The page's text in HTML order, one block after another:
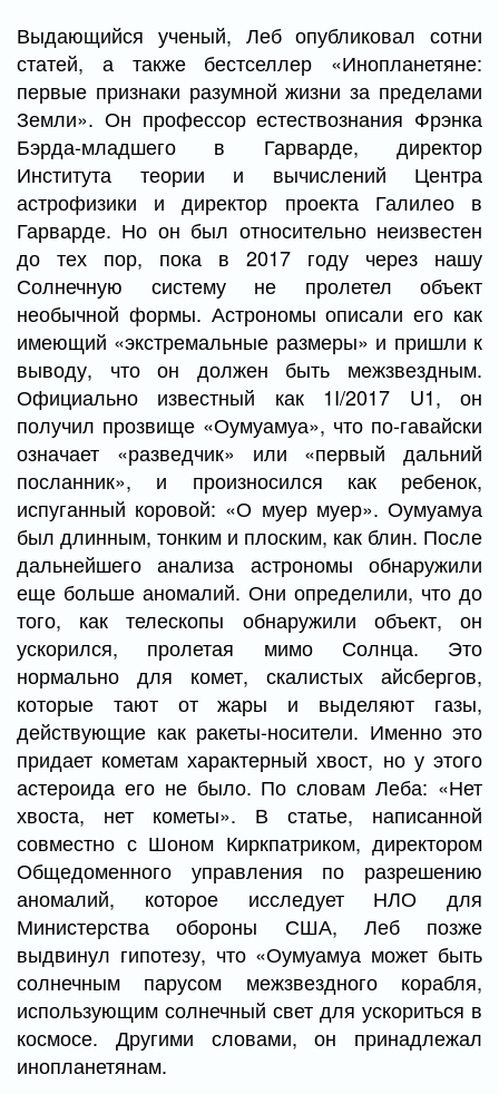
Выдающийся ученый, Леб опубликовал сотни
статей, а также бестселлер «Инопланетяне:
первые признаки разумной жизни за пределами
Земли». Он профессор естествознания Фрэнка
Бэрда-младшего в Гарварде, директор
Института теории и вычислений Центра
астрофизики и директор проекта Галилео в
Гарварде. Но он был относительно неизвестен
до тех пор, пока в 2017 году через нашу
Солнечную систему не пролетел объект
необычной формы. Астрономы описали его как
имеющий «экстремальные размеры» и пришли к
выводу, что он должен быть межзвездным.
Официально известный как 1I/2017 U1, он
получил прозвище «Оумуамуа», что по-гавайски
означает «разведчик» или «первый дальний
посланник», и произносился как ребенок,
испуганный коровой: «О муер муер». Оумуамуа
был длинным, тонким и плоским, как блин. После
дальнейшего анализа астрономы обнаружили
еще больше аномалий. Они определили, что до
того, как телескопы обнаружили объект, он
ускорился, пролетая мимо Солнца. Это
нормально для комет, скалистых айсбергов,
которые тают от жары и выделяют газы,
действующие как ракеты-носители. Именно это
придает кометам характерный хвост, но у этого
астероида его не было. По словам Леба: «Нет
хвоста, нет кометы». В статье, написанной
совместно с Шоном Киркпатриком, директором
Общедоменного управления по разрешению
аномалий, которое исследует НЛО для
Министерства обороны США, Леб позже
выдвинул гипотезу, что «Оумуамуа может быть
солнечным парусом межзвездного корабля,
использующим солнечный свет для ускориться в
космосе. Другими словами, он принадлежал
инопланетянам.